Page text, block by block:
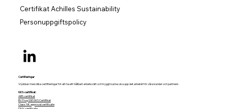
Certifikat Achilles Sustainability
Personuppgiftspolicy
Certifieringar
Vi jobbar med olika certifieringar för att ha ett hållbart arbetssätt och tryggt kunna visa upp det arbetet för våra kunder och partners.
IWS-certifikat:
ABS certifikat
BV Frog SSE IWS Certifikat
Class NK approval certificate